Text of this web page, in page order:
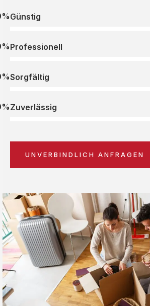
Günstig
Professionell
Sorgfältig
Zuverlässig
UNVERBINDLICH ANFRAGEN